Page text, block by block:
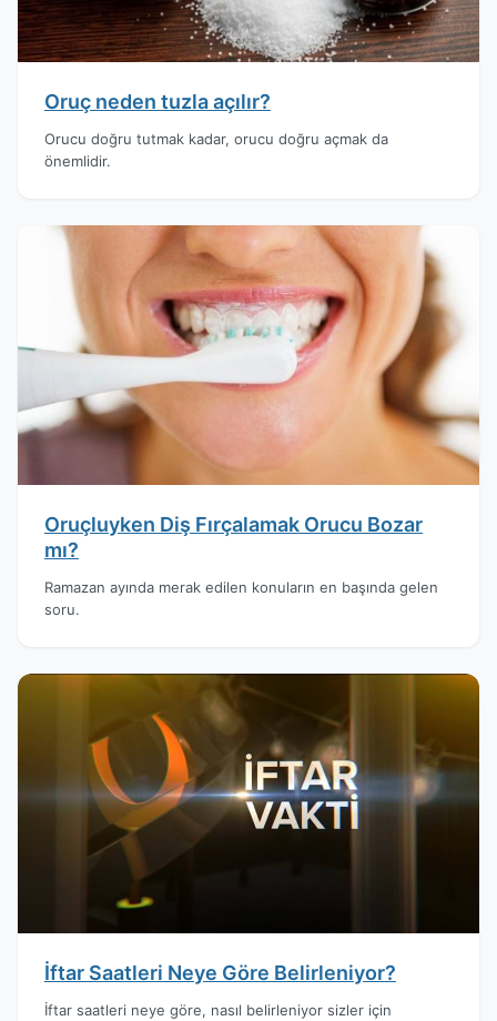
Oruç neden tuzla açılır?
Orucu doğru tutmak kadar, orucu doğru açmak da
önemlidir.
Oruçluyken Diş Fırçalamak Orucu Bozar
mı?
Ramazan ayında merak edilen konuların en başında gelen
soru.
İftar Saatleri Neye Göre Belirleniyor?
İftar saatleri neye göre, nasıl belirleniyor sizler için